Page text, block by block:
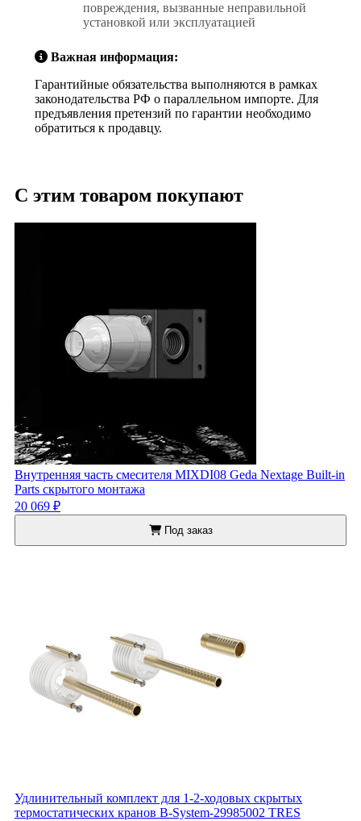
повреждения, вызванные неправильной
установкой или эксплуатацией
Важная информация:
Гарантийные обязательства выполняются в рамках
законодательства РФ о параллельном импорте. Для
предъявления претензий по гарантии необходимо
обратиться к продавцу.
С этим товаром покупают
Внутренняя часть смесителя MIXDI08 Geda Nextage Built-in
Parts скрытого монтажа
20 069 ₽
Под заказ
Удлинительный комплект для 1-2-ходовых скрытых
термостатических кранов B-System-29985002 TRES